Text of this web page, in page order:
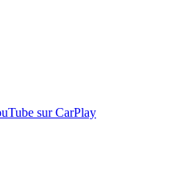
sur CarPlay